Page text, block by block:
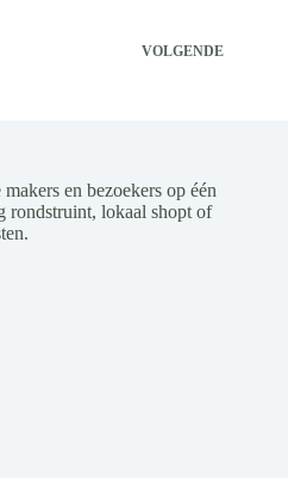
VOLGENDE
en bezoekers op één
rondstruint, lokaal shopt of